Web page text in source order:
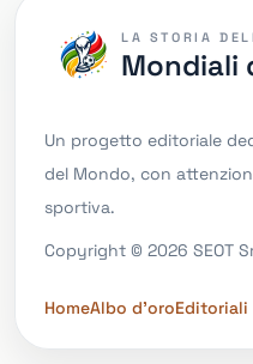
LA STORIA
Mondiali
Un progetto editoriale
del Mondo, con
sportiva.
Copyright © 2026 SEOT
HomeAlbo d'oroEditoriali